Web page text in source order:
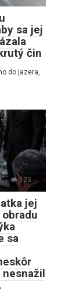
sa jej
čin
do jazera,
125
jej
sa